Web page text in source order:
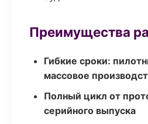
Преимущества
Гибкие сроки:
массовое
Полный цикл от
серийного выпуска